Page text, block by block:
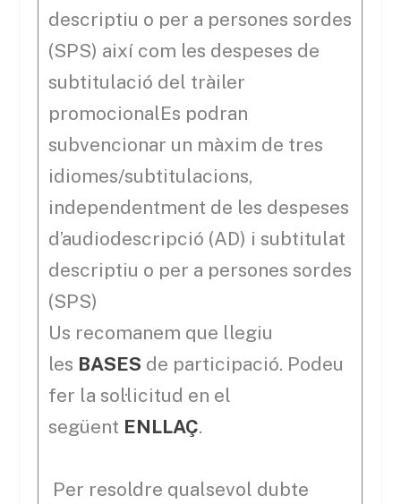
descriptiu o per a persones sordes
(SPS) així com les despeses de
subtitulació del tràiler
promocionalEs podran
subvencionar un màxim de tres
idiomes/subtitulacions,
independentment de les despeses
d’audiodescripció (AD) i subtitulat
descriptiu o per a persones sordes
(SPS)
Us recomanem que llegiu
les BASES de participació. Podeu
fer la sol·licitud en el
següent ENLLAÇ.
Per resoldre qualsevol dubte